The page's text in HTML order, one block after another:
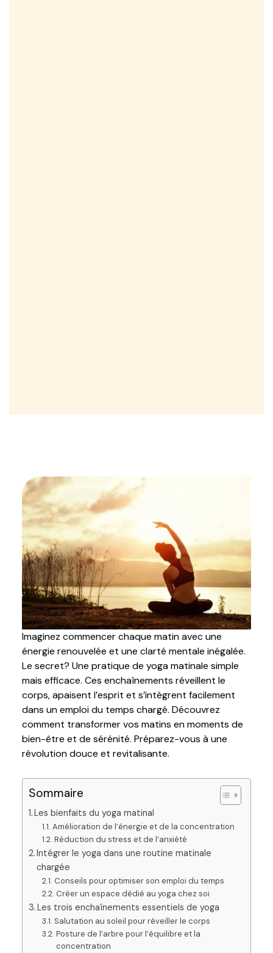
Imaginez commencer chaque matin avec une
énergie renouvelée et une clarté mentale inégalée.
Le secret? Une pratique de yoga matinale simple
mais efficace. Ces enchaînements réveillent le
corps, apaisent l’esprit et s’intègrent facilement
dans un emploi du temps chargé. Découvrez
comment transformer vos matins en moments de
bien-être et de sérénité. Préparez-vous à une
révolution douce et revitalisante.
Sommaire
Les bienfaits du yoga matinal
Amélioration de l’énergie et de la concentration
Réduction du stress et de l’anxiété
Intégrer le yoga dans une routine matinale
chargée
Conseils pour optimiser son emploi du temps
Créer un espace dédié au yoga chez soi
Les trois enchaînements essentiels de yoga
Salutation au soleil pour réveiller le corps
Posture de l’arbre pour l’équilibre et la
concentration